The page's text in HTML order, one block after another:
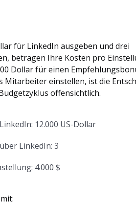
für LinkedIn ausgeben und drei
betragen Ihre Kosten pro
Dollar für einen
Mitarbeiter einstellen, ist die
offensichtlich.
12.000 US-Dollar
LinkedIn: 3
4.000 $